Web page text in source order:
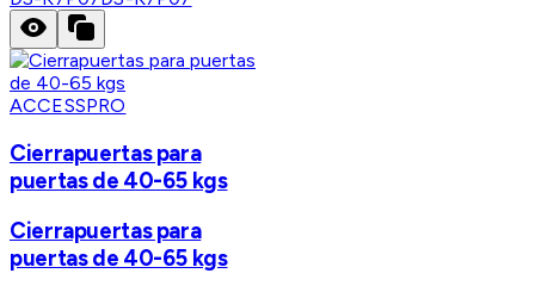
ACCESSPRO
Cierrapuertas para
puertas de 40-65 kgs
Cierrapuertas para
puertas de 40-65 kgs